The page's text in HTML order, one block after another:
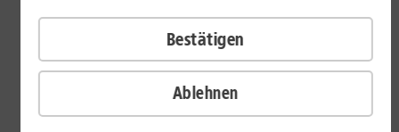
Smartphones mit langer Akkulaufzeit sind 2026 gefragter denn
je. Der Artikel zeigt Modelle, die besonders lange durchhalten,
erklärt die wichtigsten Einflussfaktoren und vergleicht Geräte mit
großem Akku und hoher Energieeffizienz.
Mehr erfahren
Ablehnen
Bestätigen